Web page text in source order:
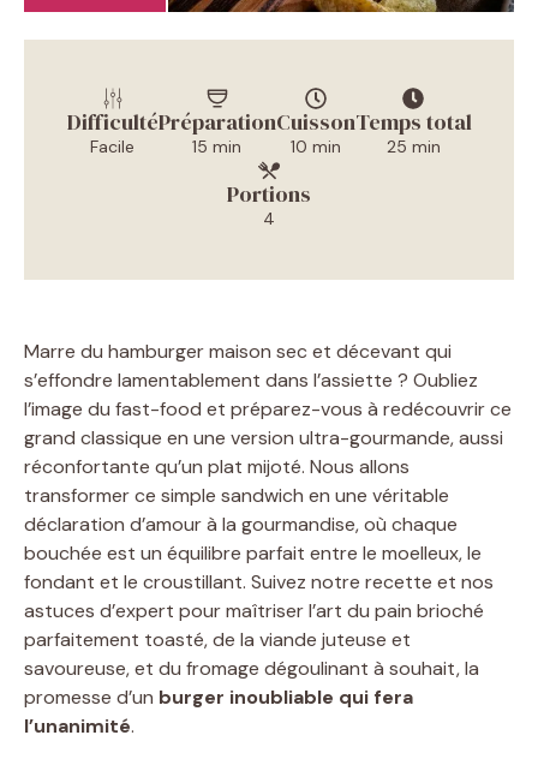
Difficulté
Facile
Préparation
15 min
Cuisson
10 min
Temps total
25 min
Portions
4
Marre du hamburger maison sec et décevant qui
s’effondre lamentablement dans l’assiette ? Oubliez
l’image du fast-food et préparez-vous à redécouvrir ce
grand classique en une version ultra-gourmande, aussi
réconfortante qu’un plat mijoté. Nous allons
transformer ce simple sandwich en une véritable
déclaration d’amour à la gourmandise, où chaque
bouchée est un équilibre parfait entre le moelleux, le
fondant et le croustillant. Suivez notre recette et nos
astuces d’expert pour maîtriser l’art du pain brioché
parfaitement toasté, de la viande juteuse et
savoureuse, et du fromage dégoulinant à souhait, la
promesse d’un burger inoubliable qui fera
l’unanimité.